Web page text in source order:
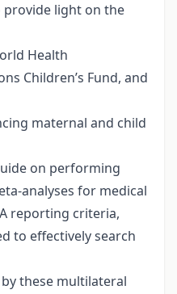
light on the
Health
Children’s Fund, and
maternal and child
on performing
analyses for medical
reporting criteria,
to effectively search
these multilateral